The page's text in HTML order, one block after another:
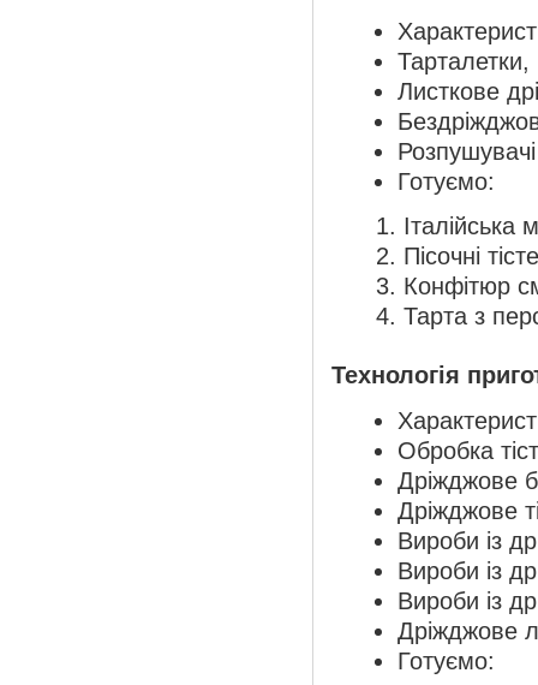
Листкове
Розпушувачі
Готуємо:
Італійська
Пісочні
Конфітюр
Тарта з
Технологія
Обробка
Дріжджове
Дріжджове
Вироби із
Вироби із
Вироби із
Дріжджове
Готуємо: